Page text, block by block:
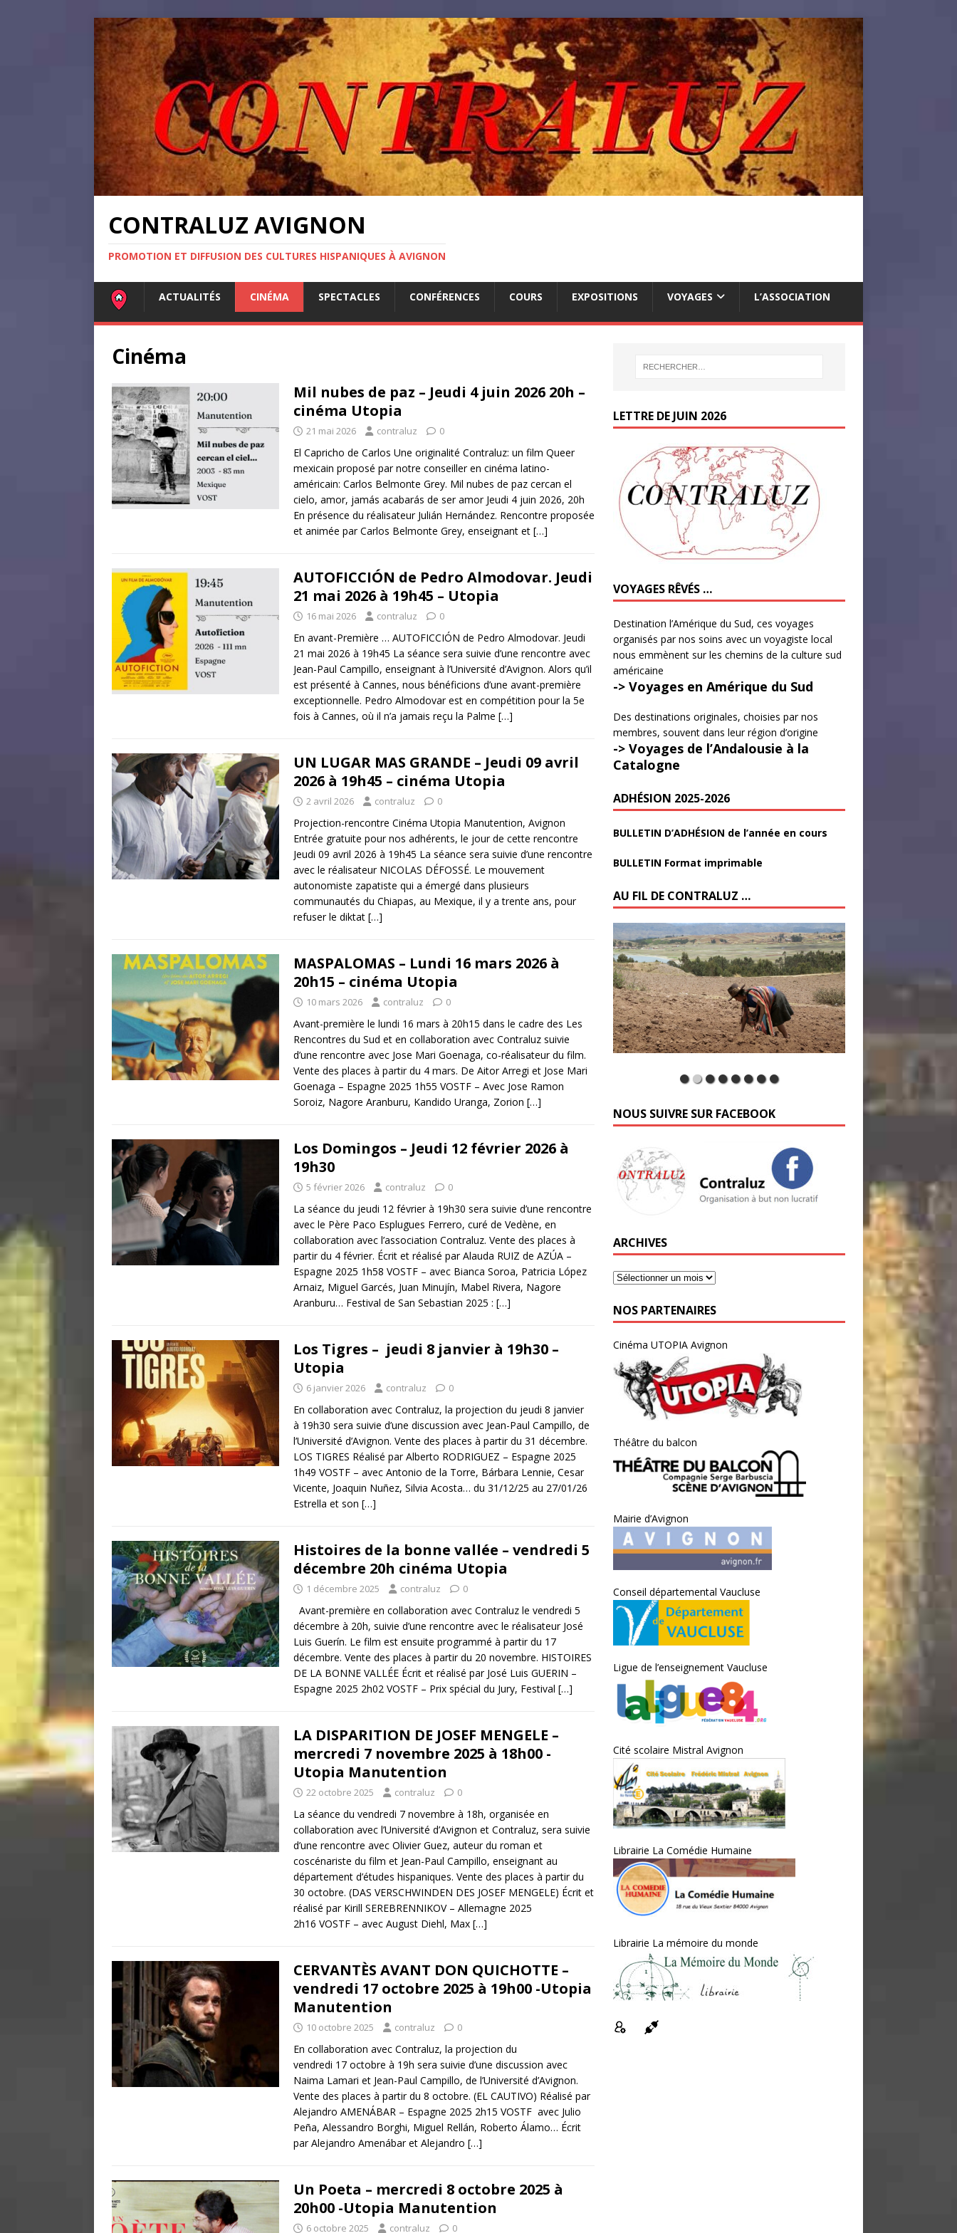
CONTRALUZ AVIGNON
PROMOTION ET DIFFUSION DES CULTURES HISPANIQUES À AVIGNON
ACTUALITÉS CINÉMA SPECTACLES CONFÉRENCES COURS EXPOSITIONS VOYAGES L’ASSOCIATION
Cinéma
Mil nubes de paz – Jeudi 4 juin 2026 20h –
cinéma Utopia
21 mai 2026 contraluz 0
El Capricho de Carlos Une originalité Contraluz: un film Queer
mexicain proposé par notre conseiller en cinéma latino-
américain: Carlos Belmonte Grey. Mil nubes de paz cercan el
cielo, amor, jamás acabarás de ser amor Jeudi 4 juin 2026, 20h
En présence du réalisateur Julián Hernández. Rencontre proposée
et animée par Carlos Belmonte Grey, enseignant et […]
AUTOFICCIÓN de Pedro Almodovar. Jeudi
21 mai 2026 à 19h45 – Utopia
16 mai 2026 contraluz 0
En avant-Première … AUTOFICCIÓN de Pedro Almodovar. Jeudi
21 mai 2026 à 19h45 La séance sera suivie d’une rencontre avec
Jean-Paul Campillo, enseignant à l’Université d’Avignon. Alors qu’il
est présenté à Cannes, nous bénéficions d’une avant-première
exceptionnelle. Pedro Almodovar est en compétition pour la 5e
fois à Cannes, où il n’a jamais reçu la Palme […]
UN LUGAR MAS GRANDE – Jeudi 09 avril
2026 à 19h45 – cinéma Utopia
2 avril 2026 contraluz 0
Projection-rencontre Cinéma Utopia Manutention, Avignon
Entrée gratuite pour nos adhérents, le jour de cette rencontre
Jeudi 09 avril 2026 à 19h45 La séance sera suivie d’une rencontre
avec le réalisateur NICOLAS DÉFOSSÉ. Le mouvement
autonomiste zapatiste qui a émergé dans plusieurs
communautés du Chiapas, au Mexique, il y a trente ans, pour
refuser le diktat […]
MASPALOMAS – Lundi 16 mars 2026 à
20h15 – cinéma Utopia
10 mars 2026 contraluz 0
Avant-première le lundi 16 mars à 20h15 dans le cadre des Les
Rencontres du Sud et en collaboration avec Contraluz suivie
d’une rencontre avec Jose Mari Goenaga, co-réalisateur du film.
Vente des places à partir du 4 mars. De Aitor Arregi et Jose Mari
Goenaga – Espagne 2025 1h55 VOSTF – Avec Jose Ramon
Soroiz, Nagore Aranburu, Kandido Uranga, Zorion […]
Los Domingos – Jeudi 12 février 2026 à
19h30
5 février 2026 contraluz 0
La séance du jeudi 12 février à 19h30 sera suivie d’une rencontre
avec le Père Paco Esplugues Ferrero, curé de Vedène, en
collaboration avec l’association Contraluz. Vente des places à
partir du 4 février. Écrit et réalisé par Alauda RUIZ de AZÚA –
Espagne 2025 1h58 VOSTF – avec Bianca Soroa, Patricia López
Arnaiz, Miguel Garcés, Juan Minujín, Mabel Rivera, Nagore
Aranburu… Festival de San Sebastian 2025 : […]
Los Tigres – jeudi 8 janvier à 19h30 –
Utopia
6 janvier 2026 contraluz 0
En collaboration avec Contraluz, la projection du jeudi 8 janvier
à 19h30 sera suivie d’une discussion avec Jean-Paul Campillo, de
l’Université d’Avignon. Vente des places à partir du 31 décembre.
LOS TIGRES Réalisé par Alberto RODRIGUEZ – Espagne 2025
1h49 VOSTF – avec Antonio de la Torre, Bárbara Lennie, Cesar
Vicente, Joaquin Nuñez, Silvia Acosta… du 31/12/25 au 27/01/26
Estrella et son […]
Histoires de la bonne vallée – vendredi 5
décembre 20h cinéma Utopia
1 décembre 2025 contraluz 0
Avant-première en collaboration avec Contraluz le vendredi 5
décembre à 20h, suivie d’une rencontre avec le réalisateur José
Luis Guerín. Le film est ensuite programmé à partir du 17
décembre. Vente des places à partir du 20 novembre. HISTOIRES
DE LA BONNE VALLÉE Écrit et réalisé par José Luis GUERIN –
Espagne 2025 2h02 VOSTF – Prix spécial du Jury, Festival […]
LA DISPARITION DE JOSEF MENGELE –
mercredi 7 novembre 2025 à 18h00 -
Utopia Manutention
22 octobre 2025 contraluz 0
La séance du vendredi 7 novembre à 18h, organisée en
collaboration avec l’Université d’Avignon et Contraluz, sera suivie
d’une rencontre avec Olivier Guez, auteur du roman et
coscénariste du film et Jean-Paul Campillo, enseignant au
département d’études hispaniques. Vente des places à partir du
30 octobre. (DAS VERSCHWINDEN DES JOSEF MENGELE) Écrit et
réalisé par Kirill SEREBRENNIKOV – Allemagne 2025
2h16 VOSTF – avec August Diehl, Max […]
CERVANTÈS AVANT DON QUICHOTTE –
vendredi 17 octobre 2025 à 19h00 -Utopia
Manutention
10 octobre 2025 contraluz 0
En collaboration avec Contraluz, la projection du
vendredi 17 octobre à 19h sera suivie d’une discussion avec
Naima Lamari et Jean-Paul Campillo, de l’Université d’Avignon.
Vente des places à partir du 8 octobre. (EL CAUTIVO) Réalisé par
Alejandro AMENÁBAR – Espagne 2025 2h15 VOSTF avec Julio
Peña, Alessandro Borghi, Miguel Rellán, Roberto Álamo… Écrit
par Alejandro Amenábar et Alejandro […]
Un Poeta – mercredi 8 octobre 2025 à
20h00 -Utopia Manutention
6 octobre 2025 contraluz 0
LETTRE DE JUIN 2026
VOYAGES RÊVÉS …
Destination l’Amérique du Sud, ces voyages
organisés par nos soins avec un voyagiste local
nous emmènent sur les chemins de la culture sud
américaine
-> Voyages en Amérique du Sud
Des destinations originales, choisies par nos
membres, souvent dans leur région d’origine
-> Voyages de l’Andalousie à la
Catalogne
ADHÉSION 2025-2026
BULLETIN D’ADHÉSION de l’année en cours
BULLETIN Format imprimable
AU FIL DE CONTRALUZ …
NOUS SUIVRE SUR FACEBOOK
ARCHIVES
NOS PARTENAIRES
Cinéma UTOPIA Avignon
Théâtre du balcon
Mairie d’Avignon
Conseil départemental Vaucluse
Ligue de l’enseignement Vaucluse
Cité scolaire Mistral Avignon
Librairie La Comédie Humaine
Librairie La mémoire du monde